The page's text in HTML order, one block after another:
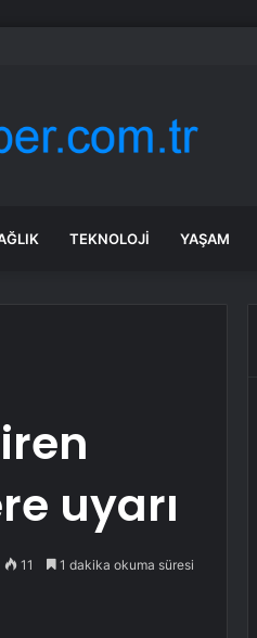
TEKNOLOJI YAŞAM
uyarı
11 1 dakika okuma süresi